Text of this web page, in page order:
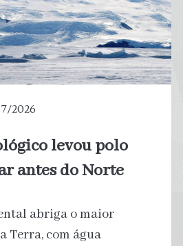
2026
levou polo
antes do Norte
abriga o maior
Terra, com água